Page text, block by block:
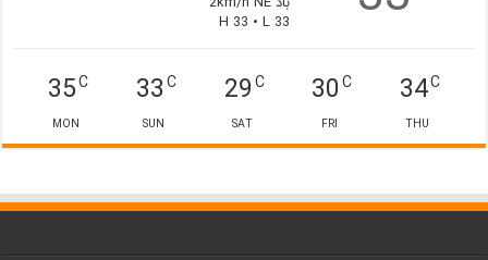
H 33 • L 33
34C
THU
30C
FRI
29C
SAT
33C
SUN
35C
MON